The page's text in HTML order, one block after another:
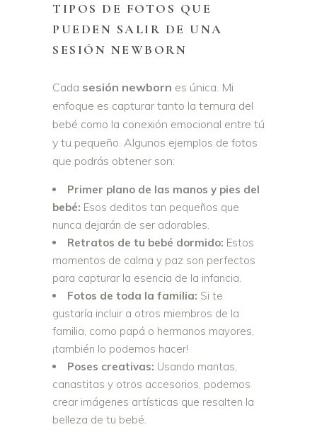
TIPOS DE FOTOS QUE
PUEDEN SALIR DE UNA
SESIÓN NEWBORN
Cada sesión newborn es única. Mi
enfoque es capturar tanto la ternura del
bebé como la conexión emocional entre tú
y tu pequeño. Algunos ejemplos de fotos
que podrás obtener son:
Primer plano de las manos y pies del
bebé: Esos deditos tan pequeños que
nunca dejarán de ser adorables.
Retratos de tu bebé dormido: Estos
momentos de calma y paz son perfectos
para capturar la esencia de la infancia.
Fotos de toda la familia: Si te
gustaría incluir a otros miembros de la
familia, como papá o hermanos mayores,
¡también lo podemos hacer!
Poses creativas: Usando mantas,
canastitas y otros accesorios, podemos
crear imágenes artísticas que resalten la
belleza de tu bebé.